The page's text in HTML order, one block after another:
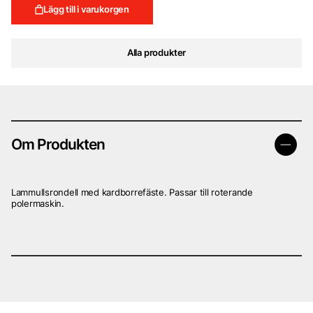
Alla produkter
399 kr.299 kr.
Lägg till i varukorgen
Om Produkten
Lammullsrondell med kardborrefäste. Passar till roterande
polermaskin.